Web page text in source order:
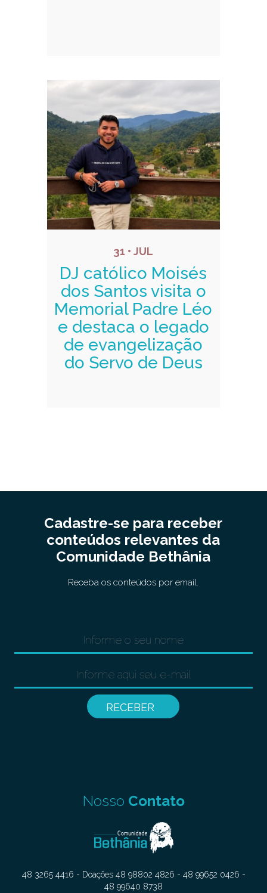
31 • JUL
DJ católico Moisés
dos Santos visita o
Memorial Padre Léo
e destaca o legado
de evangelização
do Servo de Deus
Cadastre-se para receber
conteúdos relevantes da
Comunidade Bethânia
Receba os conteúdos por email.
Nosso Contato
48 3265 4416 - Doações 48 98802 4826 - 48 99652 0426 -
48 99640 8738